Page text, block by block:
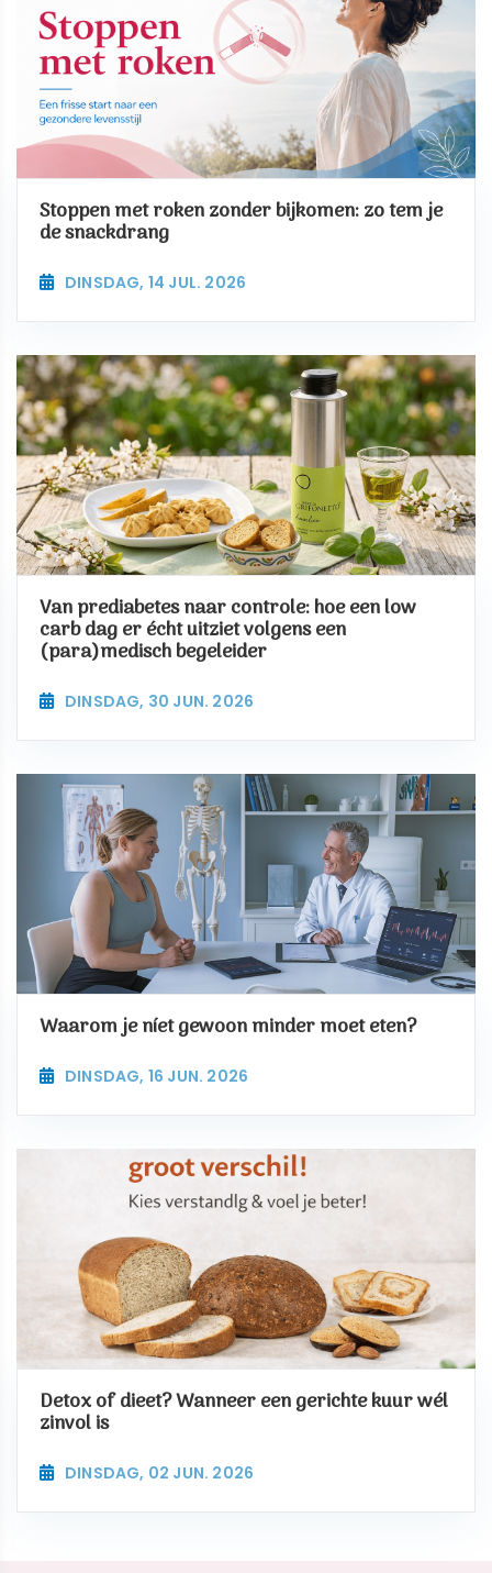
Stoppen met roken zonder bijkomen: zo tem je
de snackdrang
DINSDAG, 14 JUL. 2026
Van prediabetes naar controle: hoe een low
carb dag er écht uitziet volgens een
(para)medisch begeleider
DINSDAG, 30 JUN. 2026
Waarom je níet gewoon minder moet eten?
DINSDAG, 16 JUN. 2026
Detox of dieet? Wanneer een gerichte kuur wél
zinvol is
DINSDAG, 02 JUN. 2026